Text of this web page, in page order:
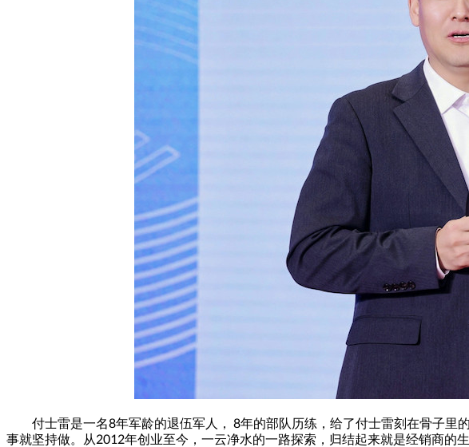
付士雷是一名8年军龄的退伍军人， 8年的部队历练，给了付士雷刻在骨子
事就坚持做。从2012年创业至今，一云净水的一路探索，归结起来就是经销商的